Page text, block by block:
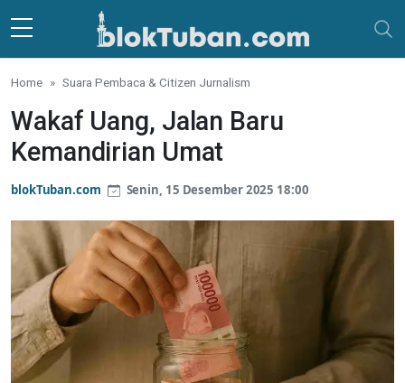
Skip to main content
Home Suara Pembaca & Citizen Jurnalism
Wakaf Uang, Jalan Baru
Kemandirian Umat
blokTuban.com Senin, 15 Desember 2025 18:00